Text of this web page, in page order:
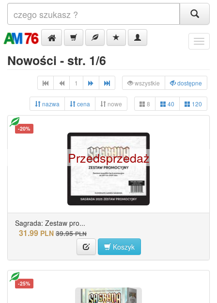
Menu
Nowości - str. 1/6
1 wszystkie dostępne
nazwa cena nowe 8 40 120
-20%
Sagrada: Zestaw pro...
31.99 PLN 39.95 PLN
Koszyk
Przedsprzedaż
-25%